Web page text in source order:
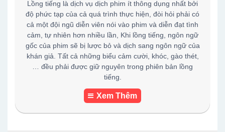
Lồng tiếng là dịch vụ dịch phim ít thông dụng nhất bởi
độ phức tạp của cả quá trình thực hiện, đòi hỏi phải có
cả một đội ngũ diễn viên nói vào phim và diễn đạt tình
cảm, tự nhiên hơn nhiều lần, Khi lồng tiếng, ngôn ngữ
gốc của phim sẽ bị lược bỏ và dịch sang ngôn ngữ của
khán giả. Tất cả những biểu cảm cười, khóc, gào thét,
… đều phải được giữ nguyên trong phiên bản lồng
tiếng.
Xem Thêm